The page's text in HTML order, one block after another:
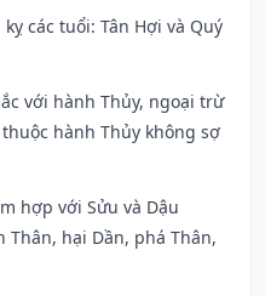
các tuổi: Tân Hợi và Quý
với hành Thủy, ngoại trừ
hành Thủy không sợ
hợp với Sửu và Dậu
hại Dần, phá Thân,